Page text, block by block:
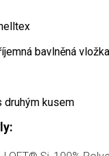
bavlněná vložka
druhým kusem